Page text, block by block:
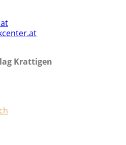
Krattigen